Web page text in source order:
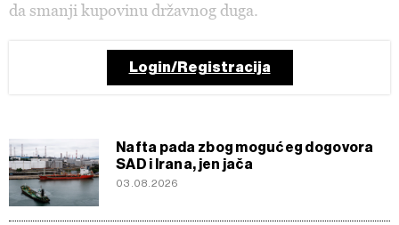
da smanji kupovinu državnog duga.
Login/Registracija
Nafta pada zbog mogućeg dogovora
SAD i Irana, jen jača
03.08.2026